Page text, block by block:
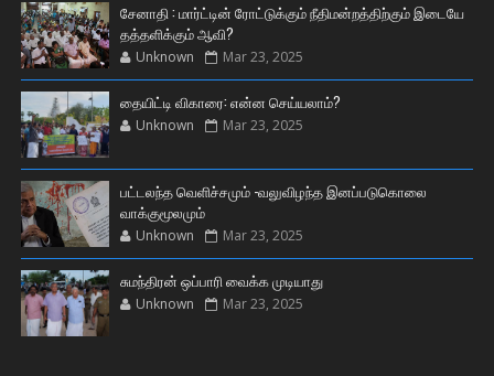
சேனாதி : மார்ட்டின் ரோட்டுக்கும் நீதிமன்றத்திற்கும் இடையே
தத்தளிக்கும் ஆவி?
Unknown Mar 23, 2025
தையிட்டி விகாரை: என்ன செய்யலாம்?
Unknown Mar 23, 2025
பட்டலந்த வெளிச்சமும் -வலுவிழந்த இனப்படுகொலை
வாக்குமூலமும்
Unknown Mar 23, 2025
சுமந்திரன் ஒப்பாரி வைக்க முடியாது
Unknown Mar 23, 2025